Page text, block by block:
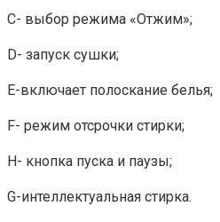
С- выбор режима «Отжим»;
D- запуск сушки;
E-включает полоскание белья;
F- режим отсрочки стирки;
H- кнопка пуска и паузы;
G-интеллектуальная стирка.